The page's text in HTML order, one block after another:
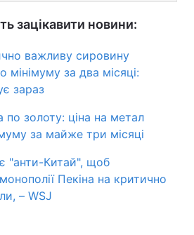
зацікавити новини:
важливу сировину
мінімуму за два місяці:
зараз
по золоту: ціна на метал
за майже три місяці
"анти-Китай", щоб
Пекіна на критично
– WSJ